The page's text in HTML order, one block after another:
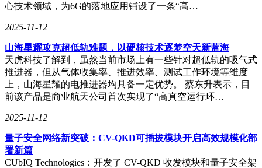
心技术领域，为6G的落地应用铺设了一条“高…
2025-11-12
山海星耀攻克超低轨难题，以硬核技术逐梦空天新蓝海
天虎科技了解到，虽然当前市场上有一些针对超低轨的吸气式
推进器，但从气体收集率、推进效率、测试工作环境等维度
上，山海星耀的电推进器均具备一定优势。 蔡东升表示，目
前该产品是商业航天公司首次实现了“高真空运行环…
2025-11-12
量子安全网络新突破：CV-QKD可插拔模块开启高效规模化部
署新篇
CUbIQ Technologies：开发了 CV-QKD 收发模块和量子安全架